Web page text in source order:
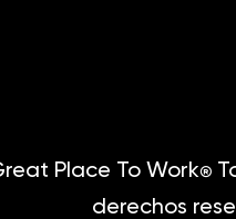
Place To Work®
derechos